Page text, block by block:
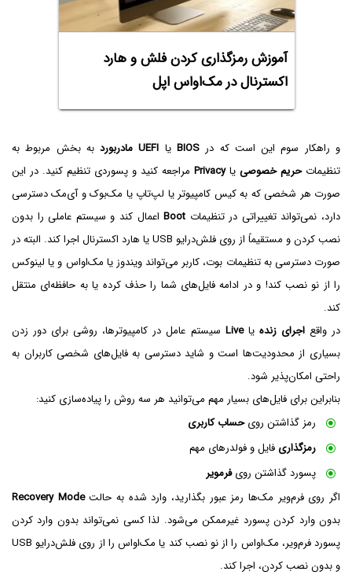
آموزش رمزگذاری کردن فلش و هارد
اکسترنال در مک‌او‌اس اپل
و راهکار سوم این است که در BIOSیا UEFI مادربورد
به بخش مربوط به
تنظیماتحریم خصوصی یاPrivacy مراجعه کنید و پسوردی تنظیم کنید. در این
صورت هر شخصی که به کیس کامپیوتر یا لپ‌تاپ یا مک‌بوک و آی‌مک دسترسی
دارد، نمی‌تواند تغییراتی در تنظیمات Bootاعمال کند و سیستم عاملی را بدون
نصب کردن و مستقیماً از روی فلش‌درایو USB یا هارد اکسترنال اجرا کند. البته در
صورت دسترسی به تنظیمات بوت، کاربر می‌تواند ویندوز یا مک‌او‌اس و یا لینوکس
را از نو نصب کند! و در ادامه فایل‌های شما را حذف کرده یا به حافظه‌ای منتقل
کند.
در واقعاجرای زنده یاLive سیستم عامل در کامپیوترها، روشی برای دور زدن
بسیاری از محدودیت‌ها است و شاید دسترسی به فایل‌های شخصی کاربران به
راحتی امکان‌پذیر شود.
بنابراین برای فایل‌های بسیار مهم می‌توانید هر سه روش را پیاده‌‌سازی کنید:
رمز گذاشتن رویحساب کاربری
رمزگذاری فایل و فولدرهای مهم
پسورد گذاشتن رویفرمویر
اگر روی فرم‌ویر مک‌ها رمز عبور بگذارید، وارد شده به حالتRecovery Mode
بدون وارد کردن پسورد غیرممکن می‌شود. لذا کسی نمی‌تواند بدون وارد کردن
پسورد فرم‌ویر، مک‌او‌اس را از نو نصب کند یا مک‌او‌اس را از روی فلش‌درایو USB
و بدون نصب کردن، اجرا کند.